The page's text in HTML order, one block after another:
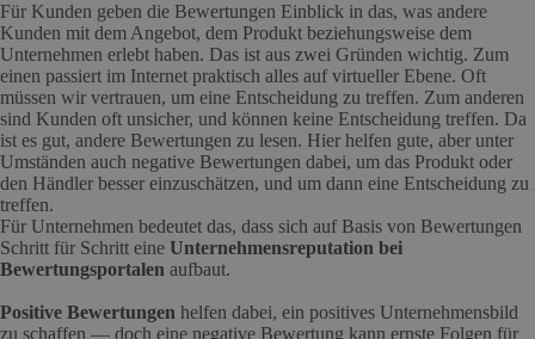
Für Kunden geben die Bewertungen Einblick in das, was andere
Kunden mit dem Angebot, dem Produkt beziehungsweise dem
Unternehmen erlebt haben. Das ist aus zwei Gründen wichtig. Zum
einen passiert im Internet praktisch alles auf virtueller Ebene. Oft
müssen wir vertrauen, um eine Entscheidung zu treffen. Zum anderen
sind Kunden oft unsicher, und können keine Entscheidung treffen. Da
ist es gut, andere Bewertungen zu lesen. Hier helfen gute, aber unter
Umständen auch negative Bewertungen dabei, um das Produkt oder
den Händler besser einzuschätzen, und um dann eine Entscheidung zu
treffen.
Für Unternehmen bedeutet das, dass sich auf Basis von Bewertungen
Schritt für Schritt eine Unternehmensreputation bei
Bewertungsportalen aufbaut.
Positive Bewertungen helfen dabei, ein positives Unternehmensbild
zu schaffen — doch eine negative Bewertung kann ernste Folgen für